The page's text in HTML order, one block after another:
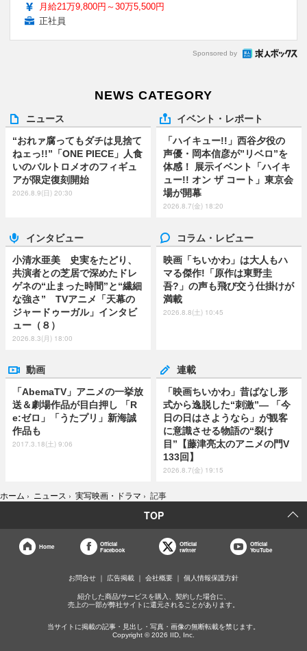
月給21万9,800円～30万5,500円
正社員
Sponsored by
NEWS CATEGORY
ニュース
“おれァ腐ってもダチは見捨て
ねェっ!!”「ONE PIECE」人食
いのバルトロメオのフィギュ
アが限定復刻開始
2026.8.9(日) 20:30
イベント・レポート
「ハイキュー!!」西谷夕役の
声優・岡本信彦が”リベロ”を
体感！ 展示イベント「ハイキ
ュー!! オン ザ コート」東京会
場が開幕
2026.8.7(金) 18:20
インタビュー
小清水亜美 史実をたどり、
共演者との芝居で深めたドレ
ゲネの“止まった時間”と“繊細
な強さ” TVアニメ「天幕の
ジャードゥーガル」インタビ
ュー（８）
2026.8.3(月) 18:00
コラム・レビュー
映画「ちいかわ」は大人もハ
マる傑作!「原作は東野圭
吾?」の声も飛び交う仕掛けが
満載
2026.8.8(土) 10:45
動画
「AbemaTV」アニメの一挙放
送＆劇場作品が目白押し 「R
e:ゼロ」「うたプリ」新海誠
作品も
2017.3.18(土) 9:06
連載
「映画ちいかわ」昔ばなし形
式から逸脱した“刺激”― 「今
日の日はさようなら」が観客
に意識させる物語の“裂け
目”【藤津亮太のアニメの門V
133回】
2026.8.7(金) 19:15
ホーム › ニュース › 実写映画・ドラマ › 記事
TOP
Home
Official
Facebook
Official
twitter
Official
YouTube
お問合せ 広告掲載 会社概要 個人情報保護方針
紹介した商品/サービスを購入、契約した場合に、
売上の一部が弊社サイトに還元されることがあります。
当サイトに掲載の記事・見出し・写真・画像の無断転載を禁じます。
Copyright © 2026 IID, Inc.